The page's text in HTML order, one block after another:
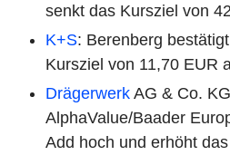
senkt das Kursziel von
K+S: Berenberg
Kursziel von 11,70 EUR
Drägerwerk AG & Co.
AlphaValue/Baader
Add hoch und erhöht